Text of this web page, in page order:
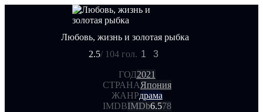
Любовь, жизнь и золотая рыбка
2.5/ 104 гол. 1 3
ГОД2021
СТРАНАЯпония
ЖАНРдрама
IMDBIMDb6.578